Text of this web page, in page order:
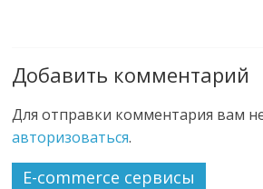
Добавить комментарий
Для отправки комментария вам
авторизоваться.
E-commerce сервисы